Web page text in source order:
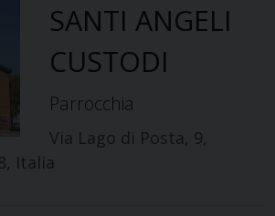
SANTI ANGELI
CUSTODI
Parrocchia
Via Lago di Posta, 9,
Italia